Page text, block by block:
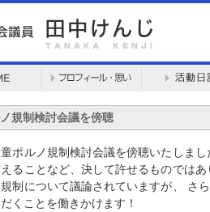
規制検討会議を傍聴
ポルノ規制検討会議を傍聴いたしま
ることなど、決して許せるものでは
制について議論されていますが、 さ
くことを働きかけます！